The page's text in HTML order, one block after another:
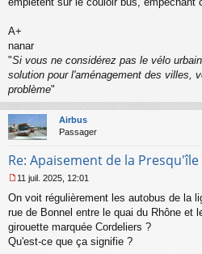
g
n
o
n
u
A+
nanar
"Si vous ne considérez pas le vélo
solution pour l'aménagement des villes,
problème"
Airbus
Passager
Re: Apaisement de la Presqu'île
e
s
s
g
11 juil. 2025, 12:01
On voit régulièrement les autobus de la
rue de Bonnel entre le quai du Rhône et
girouette marquée Cordeliers ?
Qu'est-ce que ça signifie ?